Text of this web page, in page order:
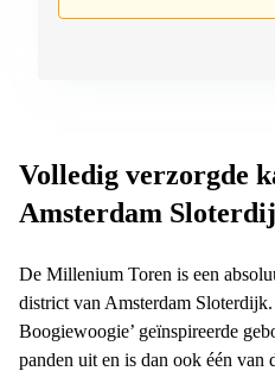
Volledig verzorgde
Amsterdam
De Millenium Toren is een
district van Amsterdam
Boogiewoogie’ geïnspireerde
panden uit en is dan ook één van